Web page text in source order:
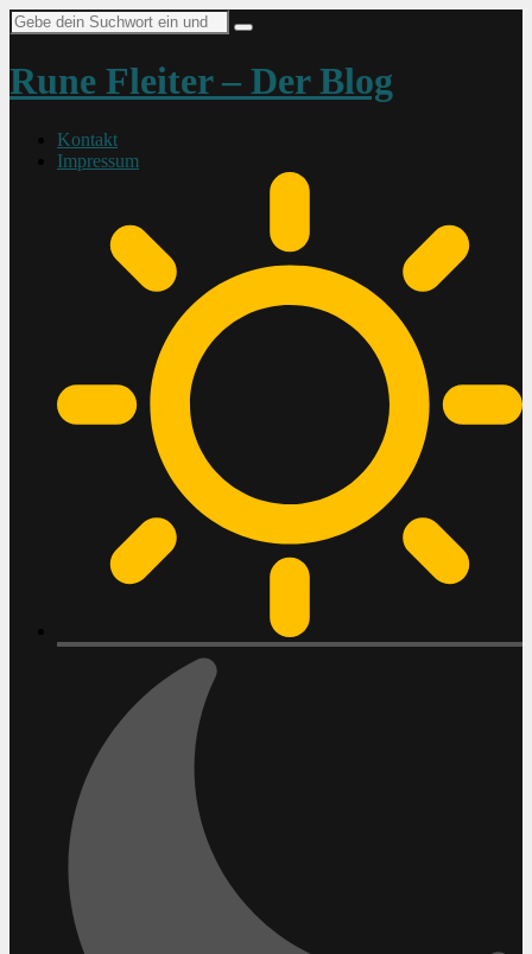
Suche
nach:
Rune Fleiter – Der Blog
Kontakt
Impressum